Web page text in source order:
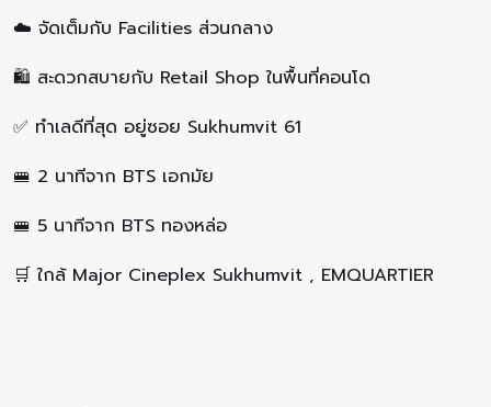
☁️ จัดเต็มกับ Facilities ส่วนกลาง
🛍️ สะดวกสบายกับ Retail Shop ในพื้นที่คอนโด
✅ ทำเลดีที่สุด อยู่ซอย Sukhumvit 61
🚝 2 นาทีจาก BTS เอกมัย
🚝 5 นาทีจาก BTS ทองหล่อ
🛒 ใกล้ Major Cineplex Sukhumvit , EMQUARTIER